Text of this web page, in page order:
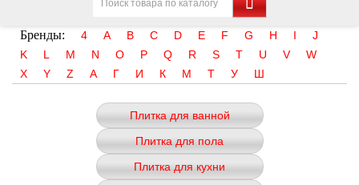
Бренды: 4 A B C D E F G H I
J
K
L M N O P Q R S T U V
W
X
Y Z А Г И К М Т У Ш
Плитка для ванной
Плитка для пола
Плитка для кухни